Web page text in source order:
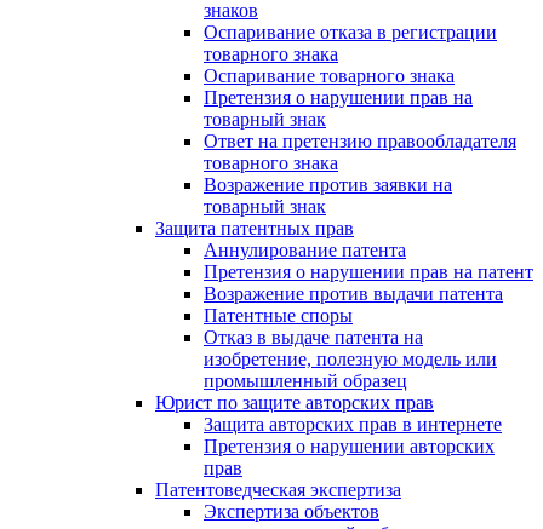
знаков
Оспаривание отказа в регистрации
товарного знака
Оспаривание товарного знака
Претензия о нарушении прав на
товарный знак
Ответ на претензию правообладателя
товарного знака
Возражение против заявки на
товарный знак
Защита патентных прав
Аннулирование патента
Претензия о нарушении прав на патент
Возражение против выдачи патента
Патентные споры
Отказ в выдаче патента на
изобретение, полезную модель или
промышленный образец
Юрист по защите авторских прав
Защита авторских прав в интернете
Претензия о нарушении авторских
прав
Патентоведческая экспертиза
Экспертиза объектов